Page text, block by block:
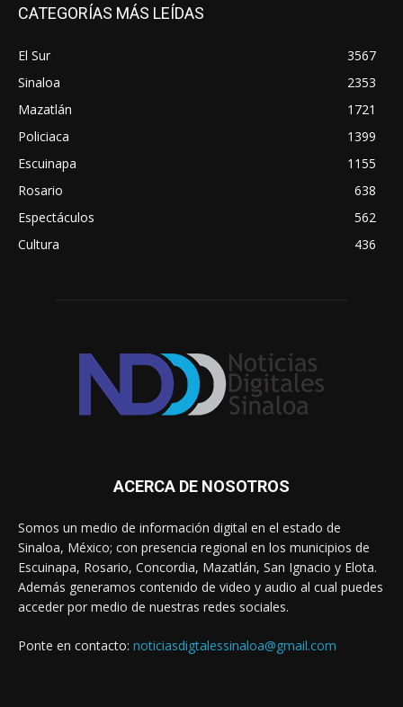
CATEGORÍAS MÁS LEÍDAS
El Sur
3567
Sinaloa
2353
Mazatlán
1721
Policiaca
1399
Escuinapa
1155
Rosario
638
Espectáculos
562
Cultura
436
ACERCA DE NOSOTROS
Somos un medio de información digital en el estado de
Sinaloa, México; con presencia regional en los municipios de
Escuinapa, Rosario, Concordia, Mazatlán, San Ignacio y Elota.
Además generamos contenido de video y audio al cual puedes
acceder por medio de nuestras redes sociales.
Ponte en contacto: noticiasdigtalessinaloa@gmail.com